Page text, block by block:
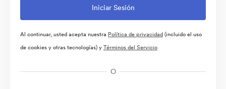
Al continuar, usted acepta nuestra Política de privacidad(incluido el uso
de cookies y otras tecnologías) yTérminos del Servicio
O